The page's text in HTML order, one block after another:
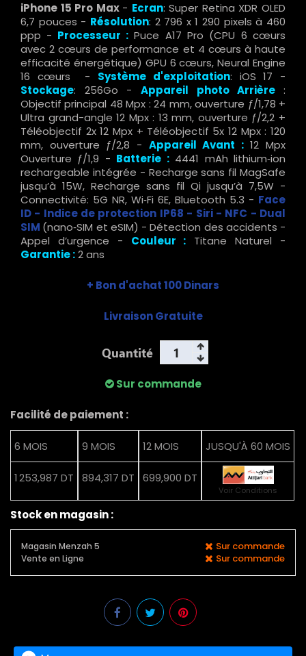
iPhone 15 Pro Max - Ecran: Super Retina XDR OLED
6,7 pouces - Résolution: 2 796 x 1 290 pixels à 460
ppp - Processeur : Puce A17 Pro (CPU 6 cœurs
avec 2 cœurs de performance et 4 cœurs à haute
efficacité énergétique) GPU 6 cœurs, Neural Engine
16 cœurs - Système d'exploitation: iOS 17 -
Stockage: 256Go - Appareil photo Arrière :
Objectif principal 48 Mpx : 24 mm, ouverture ƒ/1,78 +
Ultra grand-angle 12 Mpx : 13 mm, ouverture ƒ/2,2 +
Téléobjectif 2x 12 Mpx + Téléobjectif 5x 12 Mpx : 120
mm, ouverture ƒ/2,8 - Appareil Avant :12 Mpx
Ouverture ƒ/1,9 - Batterie :4441 mAh lithium‑ion
rechargeable intégrée - Recharge sans fil MagSafe
jusqu’à 15W, Recharge sans fil Qi jusqu’à 7,5W -
Connectivité: 5G NR, Wi‑Fi 6E, Bluetooth 5.3 - Face
ID - Indice de protection IP68 - Siri - NFC - Dual
SIM (nano‑SIM et eSIM) - Détection des accidents -
Appel d’urgence - Couleur : Titane Naturel -
Garantie :2 ans
+ Bon d'achat 100 Dinars
Livraison Gratuite
Quantité
Sur commande
Facilité de paiement :
6 MOIS
1 253,987 DT
9 MOIS
894,317 DT
12 MOIS
699,900 DT
JUSQU'À 60 MOIS
Voir Conditions
Stock en magasin :
Magasin Menzah 5 Sur commande
Vente en Ligne Sur commande